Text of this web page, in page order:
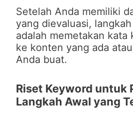
Setelah Anda memiliki
yang dievaluasi,
adalah memetakan
ke konten yang ada
Anda buat.
Riset Keyword untuk
Langkah Awal yang